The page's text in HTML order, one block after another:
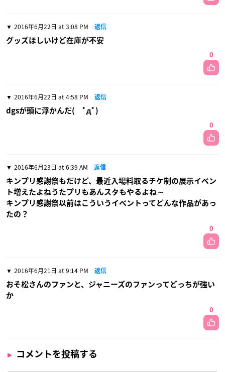
2016年6月22日 at 3:08 PM 返信
グッズほしいけど在庫が不安
0
2016年6月22日 at 4:58 PM 返信
dgsが頭に浮かんだ( ﾟдﾟ)
0
2016年6月23日 at 6:39 AM 返信
キンプリ感謝祭もだけど、最近入場料取るチケ制の展示イベン
ト増えたよねうたプリもあんスタもやるよね～
キンプリ感謝祭以前はこういうイベントってどんな作品があっ
たの？
0
2016年6月21日 at 9:14 PM 返信
おそ松さんのファンと、ジャニーズのファンってどっちが強い
か
0
コメントを投稿する